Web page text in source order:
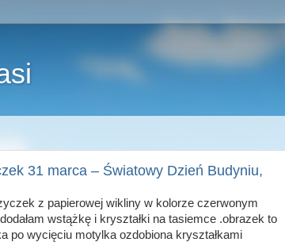
31 marca – Światowy Dzień Budyniu,
z papierowej wikliny w kolorze czerwonym
wstążkę i kryształki na tasiemce .obrazek to
po wycięciu motylka ozdobiona kryształkami